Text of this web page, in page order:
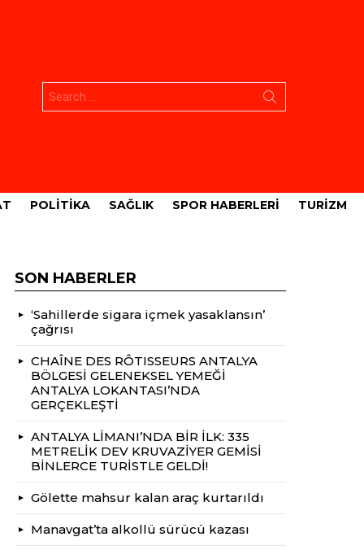
POLITIKA SAĞLIK SPOR HABERLERI TURIZM
SON HABERLER
‘Sahillerde sigara içmek yasaklansın’
çağrısı
CHAÎNE DES RÔTISSEURS ANTALYA
BÖLGESİ GELENEKSEL YEMEĞİ
ANTALYA LOKANTASI’NDA
GERÇEKLEŞTİ
ANTALYA LİMANI’NDA BİR İLK: 335
METRELİK DEV KRUVAZİYER GEMİSİ
BİNLERCE TURİSTLE GELDİ!
Gölette mahsur kalan araç kurtarıldı
Manavgat’ta alkollü sürücü kazası